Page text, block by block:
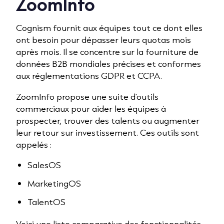
Cognism fournit aux équipes tout ce dont elles
ont besoin pour dépasser leurs quotas mois
après mois. Il se concentre sur la fourniture de
données B2B mondiales précises et conformes
aux réglementations GDPR et CCPA.
ZoomInfo propose une suite d'outils
commerciaux pour aider les équipes à
prospecter, trouver des talents ou augmenter
leur retour sur investissement. Ces outils sont
appelés :
SalesOS
MarketingOS
TalentOS